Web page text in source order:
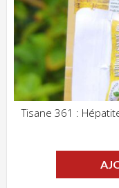
Tisane 361 :